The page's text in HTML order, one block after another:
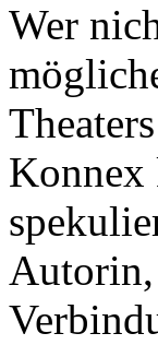
Wer
Konnex
Autorin,